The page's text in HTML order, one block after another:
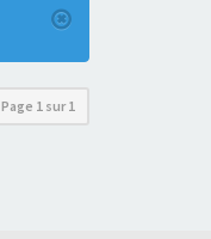
Page 1 sur1